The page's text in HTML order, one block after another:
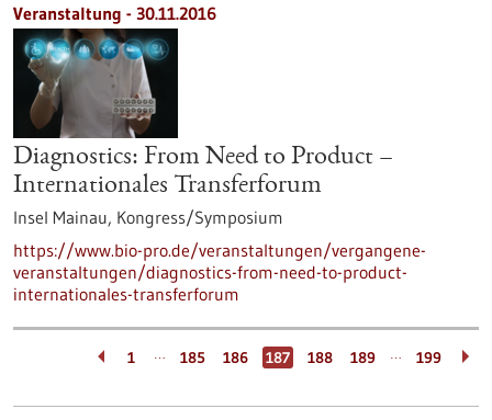
Veranstaltung - 30.11.2016
Diagnostics: From Need to Product –
Internationales Transferforum
Insel Mainau, Kongress/Symposium
https://www.bio-pro.de/veranstaltungen/vergangene-
veranstaltungen/diagnostics-from-need-to-product-
internationales-transferforum
1 … 185 186 187 188 189 … 199